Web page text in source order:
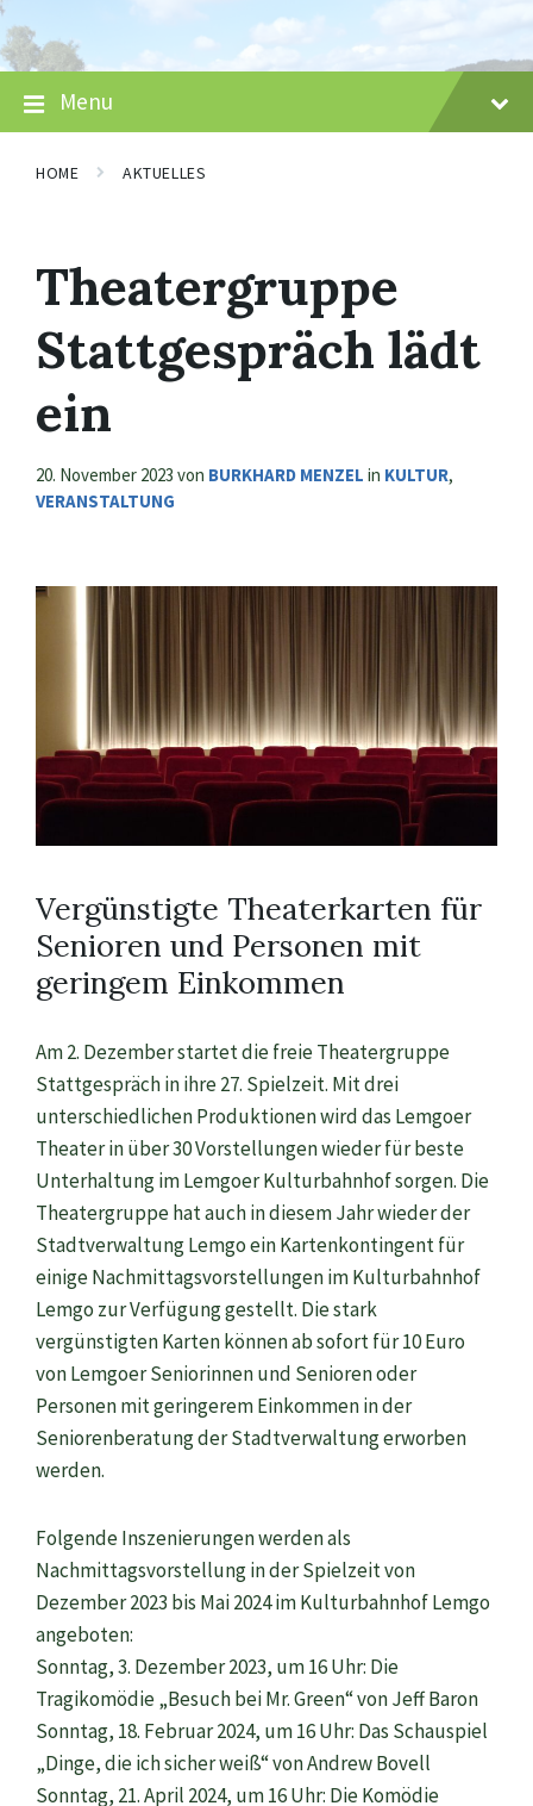
Skip
to
content
Skip
to
main
navigation
Skip
to
footer
Menu
HOME AKTUELLES
Theatergruppe
Stattgespräch lädt
ein
20. November 2023 von BURKHARD MENZEL in KULTUR,
VERANSTALTUNG
Vergünstigte Theaterkarten für
Senioren und Personen mit
geringem Einkommen
Am 2. Dezember startet die freie Theatergruppe
Stattgespräch in ihre 27. Spielzeit. Mit drei
unterschiedlichen Produktionen wird das Lemgoer
Theater in über 30 Vorstellungen wieder für beste
Unterhaltung im Lemgoer Kulturbahnhof sorgen. Die
Theatergruppe hat auch in diesem Jahr wieder der
Stadtverwaltung Lemgo ein Kartenkontingent für
einige Nachmittagsvorstellungen im Kulturbahnhof
Lemgo zur Verfügung gestellt. Die stark
vergünstigten Karten können ab sofort für 10 Euro
von Lemgoer Seniorinnen und Senioren oder
Personen mit geringerem Einkommen in der
Seniorenberatung der Stadtverwaltung erworben
werden.
Folgende Inszenierungen werden als
Nachmittagsvorstellung in der Spielzeit von
Dezember 2023 bis Mai 2024 im Kulturbahnhof Lemgo
angeboten:
Sonntag, 3. Dezember 2023, um 16 Uhr: Die
Tragikomödie „Besuch bei Mr. Green“ von Jeff Baron
Sonntag, 18. Februar 2024, um 16 Uhr: Das Schauspiel
„Dinge, die ich sicher weiß“ von Andrew Bovell
Sonntag, 21. April 2024, um 16 Uhr: Die Komödie